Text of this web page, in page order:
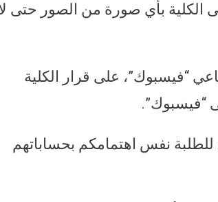
الكلية بأي صورة من الصور حتى
“فيسبوك”، على قرار الكلية
“فيسبوك”.
للطلبة نفس اهتمامكم بحساباتهم